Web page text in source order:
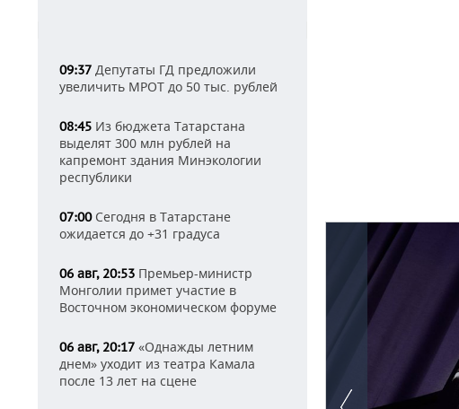
09:37 Депутаты ГД предложили
увеличить МРОТ до 50 тыс. рублей
08:45 Из бюджета Татарстана
выделят 300 млн рублей на
капремонт здания Минэкологии
республики
07:00Сегодня в Татарстане
ожидается до +31 градуса
06 авг, 20:53 Премьер-министр
Монголии примет участие в
Восточном экономическом форуме
06 авг, 20:17 «Однажды летним
днем» уходит из театра Камала
после 13 лет на сцене